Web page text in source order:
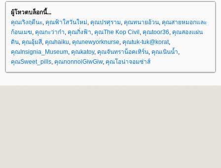
ผู้โหวตบล็อกนี้...
คุณเริงฤดีนะ, คุณฟ้าใสวันใหม่, คุณปรศุราม, คุณทนายอ้วน, คุณสายหมอกและ
ก้อนเมฆ, คุณกะว่าก๋า, คุณกิ่งฟ้า, คุณThe Kop Civil , คุณtoor36, คุณสองแผ่น
ดิน, คุณอุ้มสี, คุณhaiku, คุณnewyorknurse, คุณtuk-tuk@korat,
คุณInsignia_Museum, คุณkatoy, คุณจันทราน็อคเทิร์น, คุณเนินน้ำ,
คุณSweet_pills, คุณnonnoiGiwGiw, คุณโอน่าจอมซ่าส์